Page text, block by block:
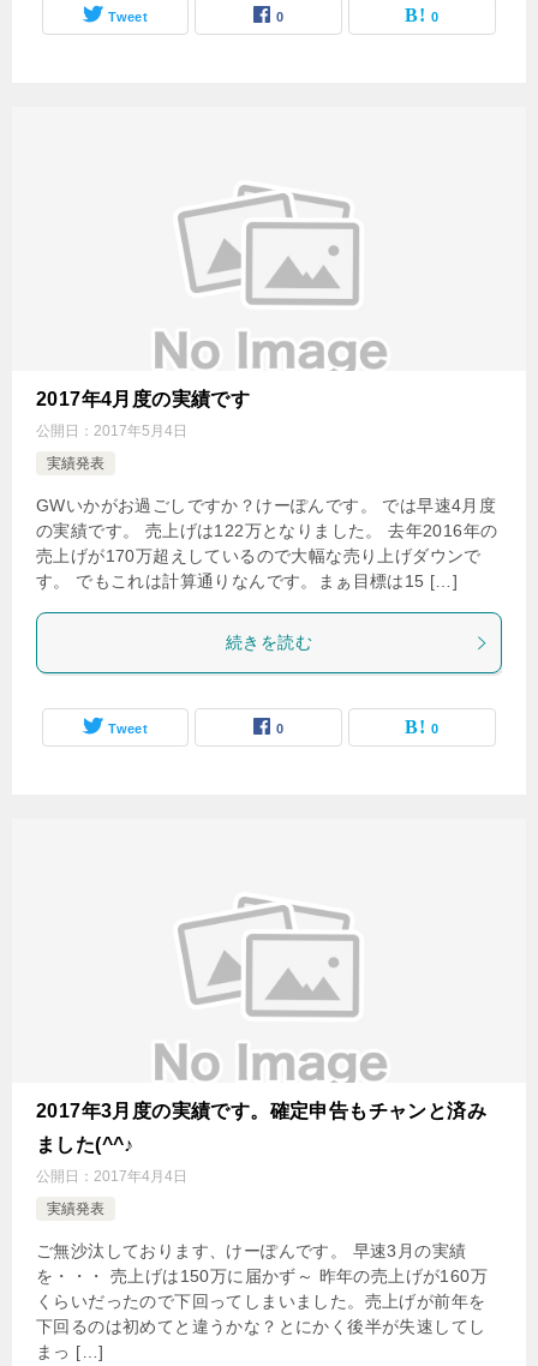
Tweet 0 0
2017年4月度の実績です
公開日： 2017年5月4日
実績発表
GWいかがお過ごしですか？けーぽんです。 では早速4月度
の実績です。 売上げは122万となりました。 去年2016年の
売上げが170万超えしているので大幅な売り上げダウンで
す。 でもこれは計算通りなんです。まぁ目標は15 […]
続きを読む
Tweet 0 0
2017年3月度の実績です。確定申告もチャンと済み
ました(^^♪
公開日： 2017年4月4日
実績発表
ご無沙汰しております、けーぽんです。 早速3月の実績
を・・・ 売上げは150万に届かず～ 昨年の売上げが160万
くらいだったので下回ってしまいました。売上げが前年を
下回るのは初めてと違うかな？とにかく後半が失速してし
まっ […]